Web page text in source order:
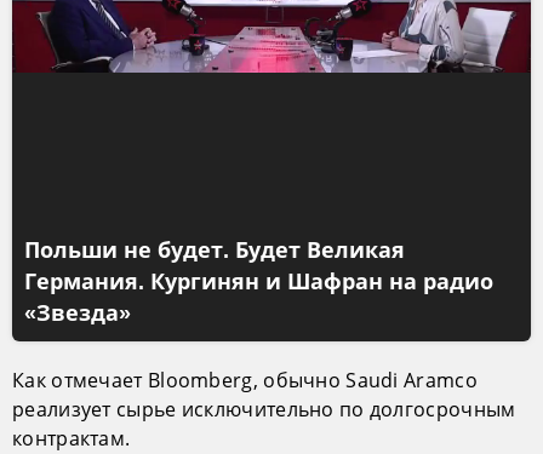
Польши не будет. Будет Великая
Германия. Кургинян и Шафран на радио
«Звезда»
Как отмечает Bloomberg, обычно Saudi Aramco
реализует сырье исключительно по долгосрочным
контрактам.